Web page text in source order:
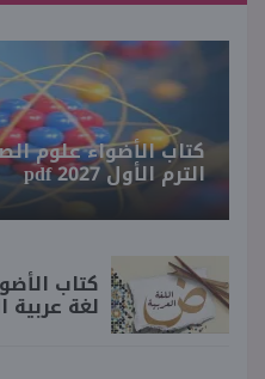
كتاب الأضواء علوم
الترم الأول 2027 pdf
كتاب
لغة عربية